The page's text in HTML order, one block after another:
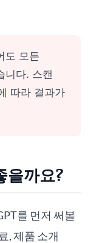
도 모든
니다. 스캔
따라 결과가
을까요?
를 먼저 써볼
, 제품 소개